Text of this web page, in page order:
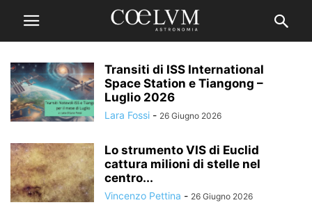
Transiti di ISS International
Space Station e Tiangong –
Luglio 2026
Lara Fossi - 26 Giugno 2026
Lo strumento VIS di Euclid
cattura milioni di stelle nel
centro...
Vincenzo Pettina - 26 Giugno 2026